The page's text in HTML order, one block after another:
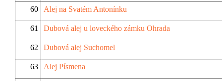
60 Alej na Svatém Antonínku
61 Dubová alej u loveckého zámku Ohrada
62 Dubová alej Suchomel
63 Alej Písmena